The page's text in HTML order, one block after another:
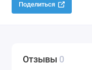
Поделиться
Отзывы 0